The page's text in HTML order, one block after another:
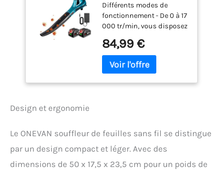
Batterie et Chargeur
Différents modes de
fonctionnement - De 0 à 17
000 tr/min, vous disposez
vitesse. Un seul bouton
suffit pour passer
facilement du soufflage
des débris et des poils
maison et le
dépoussiérage des
84,99 €
Design et ergonomie
Le ONEVAN souffleur de feuilles sans fil se distingue
par un design compact et léger. Avec des
dimensions de 50 x 17,5 x 23,5 cm pour un poids de